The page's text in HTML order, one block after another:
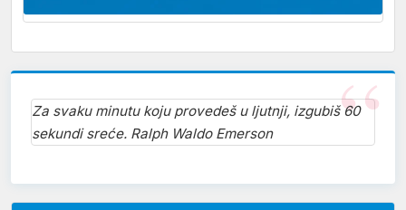
Za svaku minutu koju provedeš u ljutnji, izgubiš 60
sekundi sreće. Ralph Waldo Emerson